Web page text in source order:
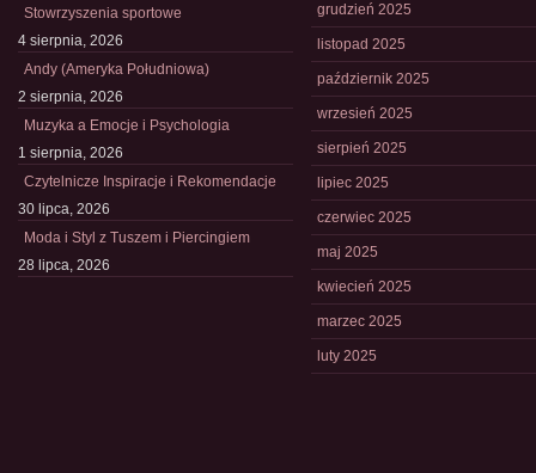
Stowrzyszenia sportowe
4 sierpnia, 2026
Andy (Ameryka Południowa)
2 sierpnia, 2026
Muzyka a Emocje i Psychologia
1 sierpnia, 2026
Czytelnicze Inspiracje i Rekomendacje
30 lipca, 2026
Moda i Styl z Tuszem i Piercingiem
28 lipca, 2026
grudzień 2025
listopad 2025
październik 2025
wrzesień 2025
sierpień 2025
lipiec 2025
czerwiec 2025
maj 2025
kwiecień 2025
marzec 2025
luty 2025